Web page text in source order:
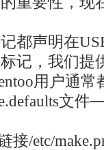
都声明在
记，我们提
用户通常
文件
接/etc/